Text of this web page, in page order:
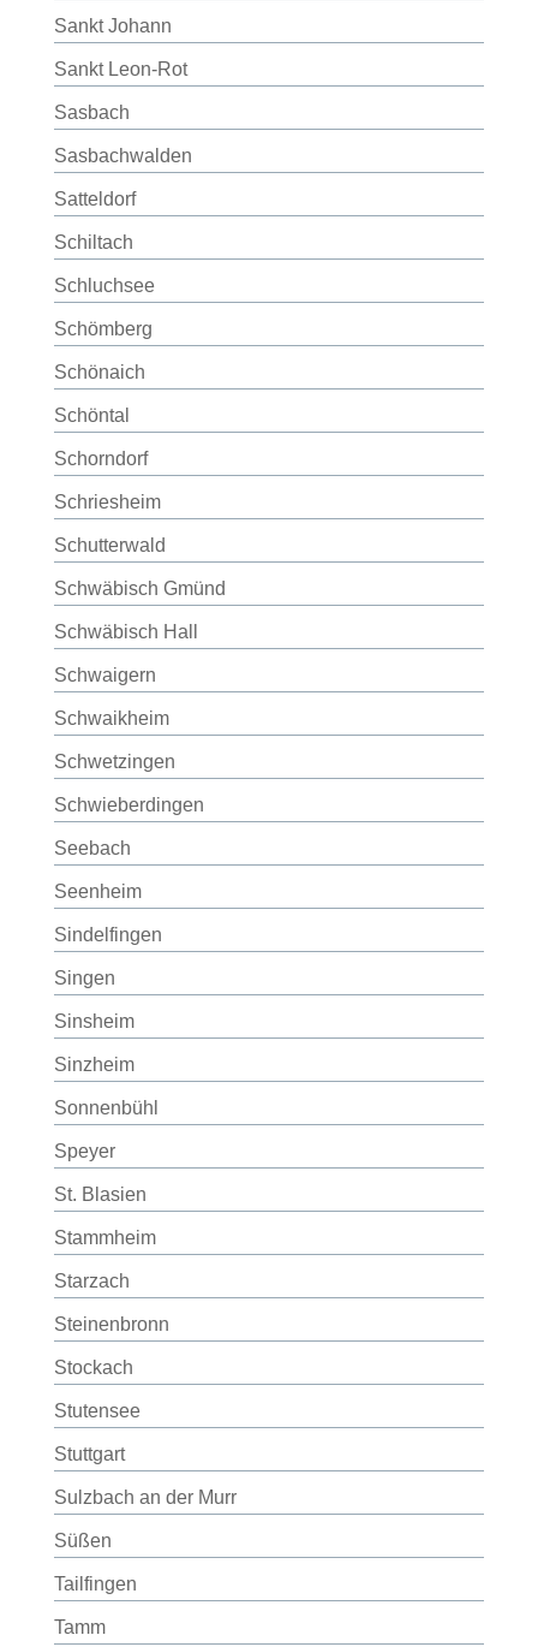
Sankt Johann
Sankt Leon-Rot
Sasbach
Sasbachwalden
Satteldorf
Schiltach
Schluchsee
Schömberg
Schönaich
Schöntal
Schorndorf
Schriesheim
Schutterwald
Schwäbisch Gmünd
Schwäbisch Hall
Schwaigern
Schwaikheim
Schwetzingen
Schwieberdingen
Seebach
Seenheim
Sindelfingen
Singen
Sinsheim
Sinzheim
Sonnenbühl
Speyer
St. Blasien
Stammheim
Starzach
Steinenbronn
Stockach
Stutensee
Stuttgart
Sulzbach an der Murr
Süßen
Tailfingen
Tamm